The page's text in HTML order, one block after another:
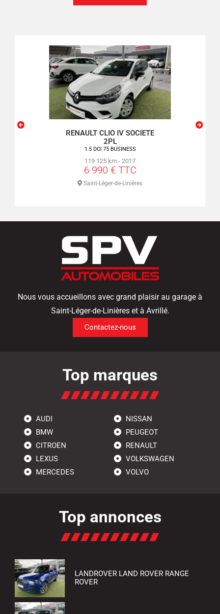
RENAULT CLIO IV SOCIETE
2PL
1.5 DCI 75 BUSINESS
119 125 km - 2017
6 990 € TTC
Saint-Léger-de-Linières
Nous vous accueillons avec grand plaisir au garage à
Saint-Léger-de-Linières et à Avrillé.
Contactez-nous
Top marques
AUDI
BMW
CITROEN
LEXUS
MERCEDES
NISSAN
PEUGEOT
RENAULT
VOLKSWAGEN
VOLVO
Top annonces
LANDROVER LAND ROVER RANGE
ROVER